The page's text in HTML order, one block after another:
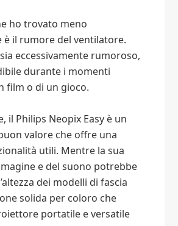
ho trovato meno
è il rumore del ventilatore.
eccessivamente rumoroso,
durante i momenti
film o di un gioco.
il Philips Neopix Easy è un
valore che offre una
utili. Mentre la sua
e del suono potrebbe
dei modelli di fascia
solida per coloro che
portatile e versatile